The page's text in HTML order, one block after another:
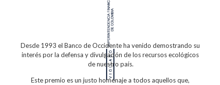
Desde 1993 el Banco de Occidenteha venido demostrando su
interés por la defensa y divulgación de los recursos ecológicos
de nuestro país.
Este premio es un justo homenaje a todosaquellos que,